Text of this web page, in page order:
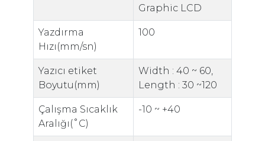
Graphic LCD
Yazdırma
Hızı(mm/sn)
100
Yazıcı etiket
Boyutu(mm)
Width : 40 ~ 60,
Length : 30 ~120
Çalışma Sıcaklık
Aralığı(˚C)
-10 ~ +40